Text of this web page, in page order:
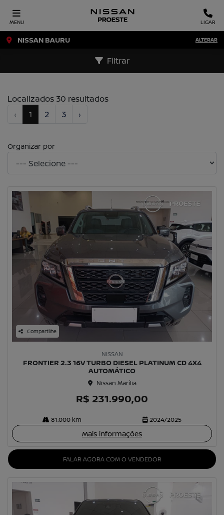
MENU LIGAR
NISSAN BAURU ALTERAR
Localizados 30 resultados
‹
1 2 3 ›
Filtrar
Organizar por
Compartilhe
NISSAN
FRONTIER 2.3 16V TURBO DIESEL PLATINUM CD 4X4
AUTOMÁTICO
Nissan Marília
R$ 231.990,00
81.000 km 2024/2025
Mais informações
FALAR AGORA COM O VENDEDOR